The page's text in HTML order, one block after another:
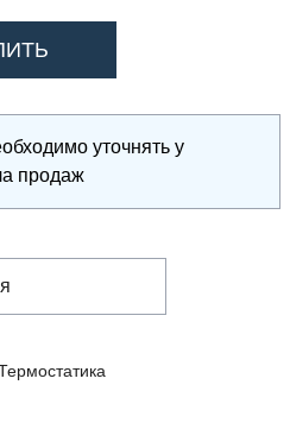
уточнять у
продаж